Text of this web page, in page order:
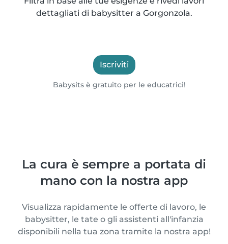
dettagliati di babysitter a Gorgonzola.
Iscriviti
Babysits è gratuito per le educatrici!
La cura è sempre a portata di
mano con la nostra app
Visualizza rapidamente le offerte di lavoro, le
babysitter, le tate o gli assistenti all'infanzia
disponibili nella tua zona tramite la nostra app!